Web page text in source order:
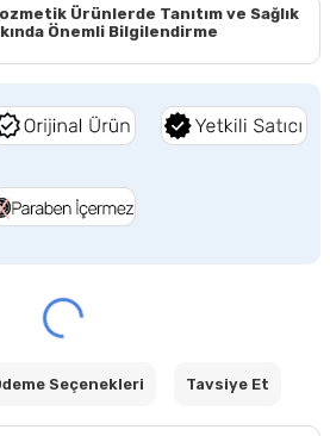
Ürünlerde Tanıtım ve Sağlık
Önemli Bilgilendirme
Seçenekleri Tavsiye Et